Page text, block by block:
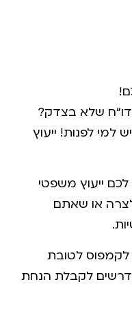
דו“ח שלא בצדק?
למי לפנות! ייעוץ
ייעוץ משפטי
או שאתם
לקמפוס לטובת
לקבלת הנחת